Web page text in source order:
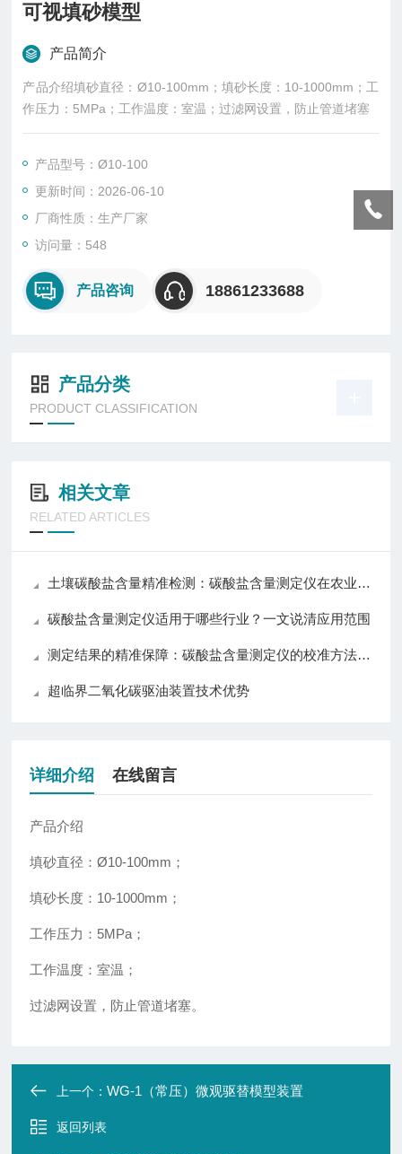
可视填砂模型
产品简介
产品介绍填砂直径：Ø10-100mm；填砂长度：10-1000mm；工
作压力：5MPa；工作温度：室温；过滤网设置，防止管道堵塞
产品型号：Ø10-100
更新时间：2026-06-10
厂商性质：生产厂家
访问量：548
产品咨询 18861233688
产品分类
PRODUCT CLASSIFICATION
相关文章
RELATED ARTICLES
土壤碳酸盐含量精准检测：碳酸盐含量测定仪在农业与环境监测中的应用
碳酸盐含量测定仪适用于哪些行业？一文说清应用范围
测定结果的精准保障：碳酸盐含量测定仪的校准方法与误差控制策略
超临界二氧化碳驱油装置技术优势
详细介绍 在线留言
产品介绍
填砂直径：Ø10-100mm；
填砂长度：10-1000mm；
工作压力：5MPa；
工作温度：室温；
过滤网设置，防止管道堵塞。
上一个：WG-1（常压）微观驱替模型装置
返回列表